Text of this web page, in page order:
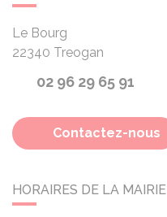
Le Bourg
22340 Treogan
02 96 29 65 91
Contactez-nous
HORAIRES DE LA MAIRIE